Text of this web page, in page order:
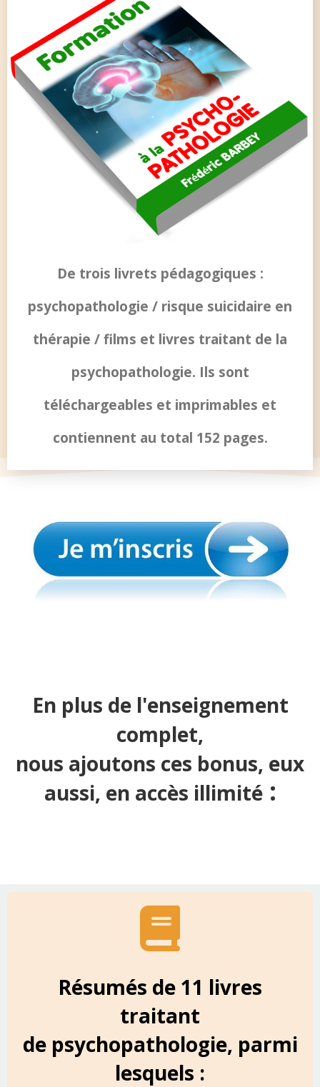
De trois livrets pédagogiques :
psychopathologie / risque suicidaire en
thérapie / films et livres traitant de la
psychopathologie. Ils sont
téléchargeables et imprimables et
contiennent au total 152 pages.
En plus de l'enseignement
complet,
nous ajoutons ces bonus, eux
aussi, en accès illimité:
Résumés de 11 livres
traitant
de psychopathologie, parmi
lesquels :